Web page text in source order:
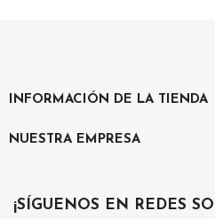
INFORMACIÓN DE LA TIENDA
NUESTRA EMPRESA
¡SÍGUENOS EN REDES